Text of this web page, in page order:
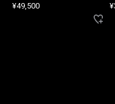
¥49,500